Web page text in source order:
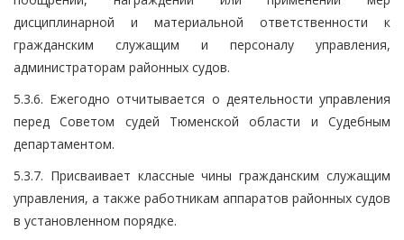
дисциплинарной и материальной ответственности к
гражданским служащим и персоналу управления,
администраторам районных судов.
5.3.6. Ежегодно отчитывается о деятельности управления
перед Советом судей Тюменской области и Судебным
департаментом.
5.3.7. Присваивает классные чины гражданским служащим
управления, а также работникам аппаратов районных судов
в установленном порядке.